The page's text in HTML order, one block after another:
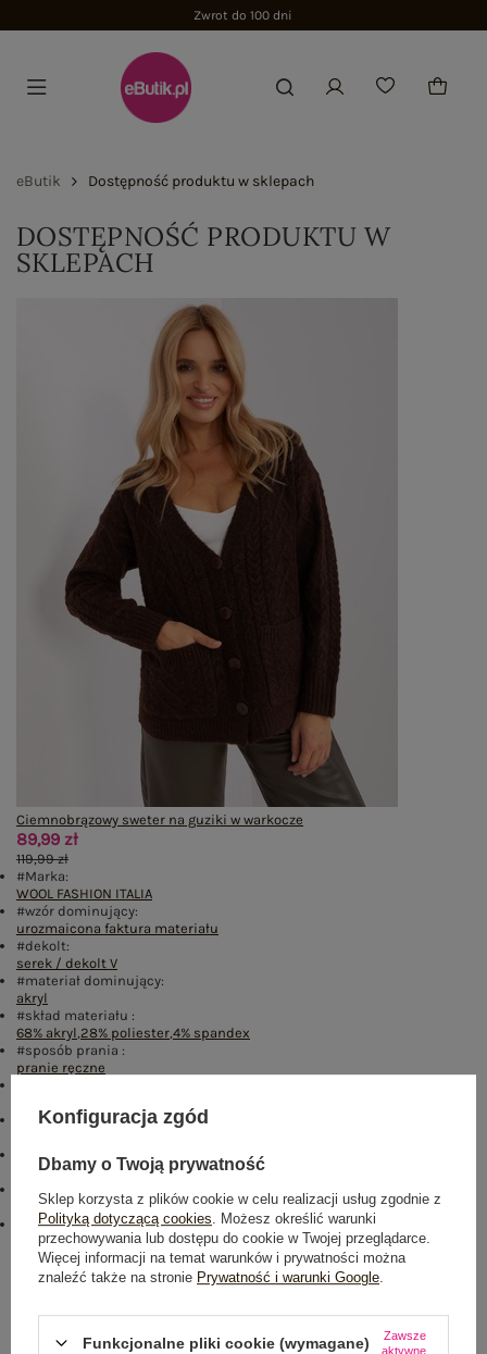
Zwrot do 100 dni
eButik Dostępność produktu w sklepach
DOSTĘPNOŚĆ PRODUKTU W
SKLEPACH
Ciemnobrązowy sweter na guziki w warkocze
89,99 zł
119,99 zł
#Marka:
WOOL FASHION ITALIA
#wzór dominujący:
urozmaicona faktura materiału
#dekolt:
serek / dekolt V
#materiał dominujący:
akryl
#skład materiału :
68% akryl,28% poliester,4% spandex
#sposób prania :
pranie ręczne
#styl:
#okazja:
codzienne
#zapięcie:
guziki
#modelka:
Modelka ma na sobie rozmiar one size. Wymiary modelki: wzrost 175
cm, biust 90 cm, talia 66 cm, biodra 94 cm
Dostępny
Konfiguracja zgód
Dbamy o Twoją prywatność
Sklep korzysta z plików cookie w celu realizacji usług zgodnie z
Polityką dotyczącą cookies . Możesz określić warunki
przechowywania lub dostępu do cookie w Twojej przeglądarce.
Więcej informacji na temat warunków i prywatności można
znaleźć także na stronie Prywatność i warunki Google
Funkcjonalne pliki cookie (wymagane)
Zawsze
aktywne